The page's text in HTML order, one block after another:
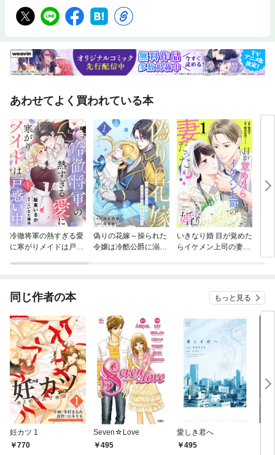
あわせてよく買われている本
冷徹将軍の熱すぎる愛
に寒がりメイドは戸惑
偽りの花嫁～操られた
令嬢は冷酷公爵に溺愛
いきなり婚 目が覚めた
らイケメン上司の妻だ
同じ作者の本 もっと見る
妊カツ 1
770
Seven☆Love
495
愛しき君へ
495